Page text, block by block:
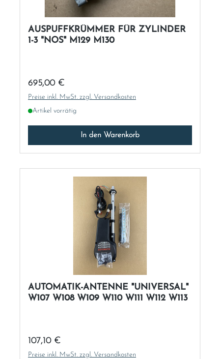
AUSPUFFKRÜMMER FÜR ZYLINDER
1-3 "NOS" M129 M130
Regulärer Preis:
695,00 €
Preise inkl. MwSt. zzgl. Versandkosten
Artikel vorrätig
In den Warenkorb
AUTOMATIK-ANTENNE "UNIVERSAL"
W107 W108 W109 W110 W111 W112 W113
Regulärer Preis:
107,10 €
Preise inkl. MwSt. zzgl. Versandkosten